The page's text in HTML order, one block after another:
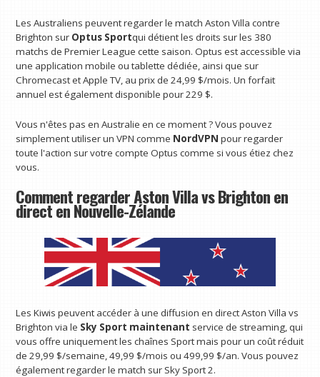
Les Australiens peuvent regarder le match Aston Villa contre
Brighton sur Optus Sportqui détient les droits sur les 380
matchs de Premier League cette saison. Optus est accessible via
une application mobile ou tablette dédiée, ainsi que sur
Chromecast et Apple TV, au prix de 24,99 $/mois. Un forfait
annuel est également disponible pour 229 $.
Vous n'êtes pas en Australie en ce moment ? Vous pouvez
simplement utiliser un VPN comme NordVPN pour regarder
toute l'action sur votre compte Optus comme si vous étiez chez
vous.
Comment regarder Aston Villa vs Brighton en
direct en Nouvelle-Zélande
Les Kiwis peuvent accéder à une diffusion en direct Aston Villa vs
Brighton via le Sky Sport maintenant service de streaming, qui
vous offre uniquement les chaînes Sport mais pour un coût réduit
de 29,99 $/semaine, 49,99 $/mois ou 499,99 $/an. Vous pouvez
également regarder le match sur Sky Sport 2.